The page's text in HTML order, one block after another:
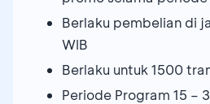
Berlaku pembelian di
WIB
Berlaku untuk 1500
Periode Program 15 –